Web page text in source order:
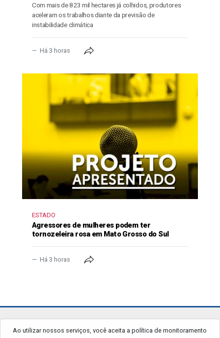
Com mais de 823 mil hectares já colhidos, produtores
aceleram os trabalhos diante da previsão de
instabilidade climática
Há 3 horas
ESTADO
Agressores de mulheres podem ter
tornozeleira rosa em Mato Grosso do Sul
Há 3 horas
Ao utilizar nossos serviços, você aceita a política de monitoramento
jornalgrandourados.com.br